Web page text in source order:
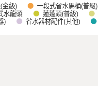
金級) 一段式省水馬桶(普級)
水龍頭 蓮蓬頭(普級)
)
省水器材配件(其他)